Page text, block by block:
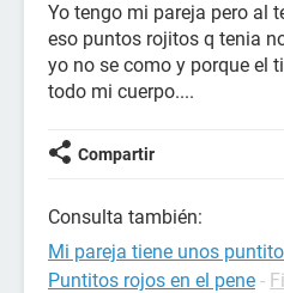
Yo tengo mi pareja pero al
eso puntos rojitos q tenia
yo no se como y porque el
todo mi cuerpo....
Compartir
Consulta también:
Mi pareja tiene unos
Puntitos rojos en el pene -